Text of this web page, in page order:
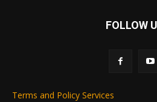
FOLLOW
Terms and Policy Services